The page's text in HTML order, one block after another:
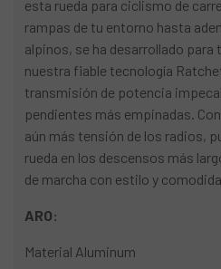
esta rueda para ciclismo de
rampas de tu entorno hasta
alpinos, se ha desarrollado para
nuestra fiable tecnología
transmisión de potencia
pendientes más empinadas.
aún más tensión de los radios,
rueda en los descensos más
de marcha con estilo y
ARO:
Material Aluminum